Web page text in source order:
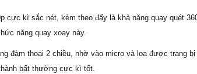
cực kì sắc nét, kèm theo đấy là khả năng quay quét
năng quay xoay này.
đàm thoại 2 chiều, nhờ vào micro và loa được trang bị
bất thường cực kì tốt.